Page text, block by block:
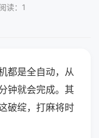
读：1
都是全自动，从
钟就会完成。其
破绽，打麻将时